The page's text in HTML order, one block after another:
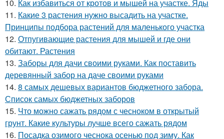
10. Как избавиться от кротов и мышей на участке. Яды
11. Какие 3 растения нужно высадить на участке.
Принципы подбора растений для маленького участка
12. Отпугивающие растения для мышей и где они
обитают. Растения
13. Заборы для дачи своими руками. Как поставить
деревянный забор на даче своими руками
14. 8 самых дешевых вариантов бюджетного забора.
Список самых бюджетных заборов
15. Что можно сажать рядом с чесноком в открытый
грунт. Какие культуры лучше всего сажать рядом
16. Посадка озимого чеснока осенью под зиму. Как